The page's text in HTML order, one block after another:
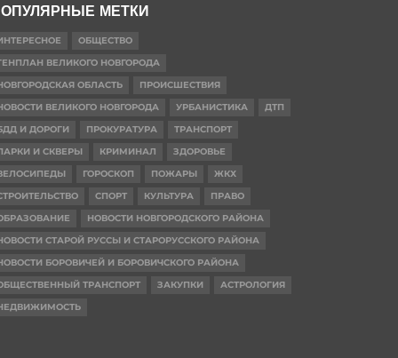
МЕТКИ
ОБЩЕСТВО
ВЕЛИКОГО НОВГОРОДА
ОБЛАСТЬ
ПРОИСШЕСТВИЯ
ВЕЛИКОГО НОВГОРОДА
УРБАНИСТИКА
ДТП
И ДОРОГИ
ПРОКУРАТУРА
ТРАНСПОРТ
И СКВЕРЫ
КРИМИНАЛ
ЗДОРОВЬЕ
ГОРОСКОП ПОЖАРЫ
ЖКХ
СПОРТ КУЛЬТУРА
ПРАВО
НОВОСТИ НОВГОРОДСКОГО РАЙОНА
СТАРОЙ РУССЫ И СТАРОРУССКОГО РАЙОНА
БОРОВИЧЕЙ И БОРОВИЧСКОГО РАЙОНА
ТРАНСПОРТ
ЗАКУПКИ
АСТРОЛОГИЯ